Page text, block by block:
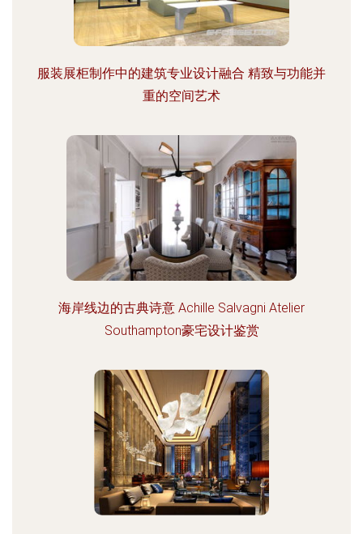
服装展柜制作中的建筑专业设计融合 精致与功能并
重的空间艺术
海岸线边的古典诗意 Achille Salvagni Atelier
Southampton豪宅设计鉴赏